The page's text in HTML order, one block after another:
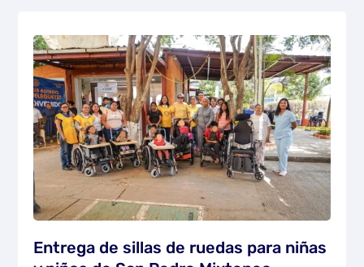
Entrega de sillas de ruedas para niñas